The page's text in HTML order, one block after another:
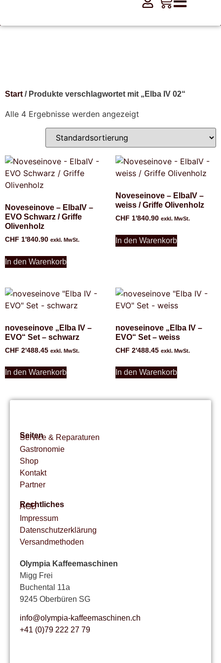
Start / Produkte verschlagwortet mit „Elba IV 02“
Alle 4 Ergebnisse werden angezeigt
Noveseinove – ElbaIV –
EVO Schwarz / Griffe
Olivenholz
CHF 1'840.90 exkl. MwSt.
In den Warenkorb
Noveseinove – ElbaIV –
weiss / Griffe Olivenholz
CHF 1'840.90 exkl. MwSt.
In den Warenkorb
noveseinove „Elba IV –
EVO“ Set – schwarz
CHF 2'488.45 exkl. MwSt.
In den Warenkorb
noveseinove „Elba IV –
EVO“ Set – weiss
CHF 2'488.45 exkl. MwSt.
In den Warenkorb
Seiten
Service & Reparaturen
Gastronomie
Shop
Kontakt
Partner
Rechtliches
AGB
Impressum
Datenschutzerklärung
Versandmethoden
Olympia Kaffeemaschinen
Migg Frei
Buchental 11a
9245 Oberbüren SG
info@olympia-kaffeemaschinen.ch
+41 (0)79 222 27 79